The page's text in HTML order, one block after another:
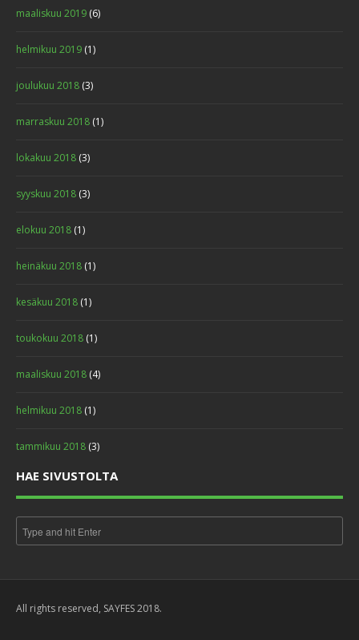
maaliskuu 2019 (6)
helmikuu 2019 (1)
joulukuu 2018 (3)
marraskuu 2018 (1)
lokakuu 2018 (3)
syyskuu 2018 (3)
elokuu 2018 (1)
heinäkuu 2018 (1)
kesäkuu 2018 (1)
toukokuu 2018 (1)
maaliskuu 2018 (4)
helmikuu 2018 (1)
tammikuu 2018 (3)
HAE SIVUSTOLTA
All rights reserved, SAYFES 2018.